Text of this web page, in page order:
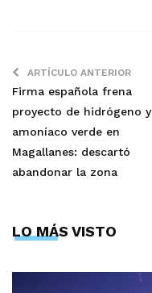
ARTÍCULO ANTERIOR
Firma española frena
proyecto de hidrógeno y
amoníaco verde en
Magallanes: descartó
abandonar la zona
LO MÁS VISTO